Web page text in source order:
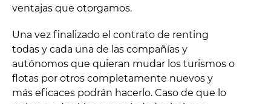
ventajas que otorgamos.
Una vez finalizado el contrato de renting
todas y cada una de las compañías y
autónomos que quieran mudar los turismos o
flotas por otros completamente nuevos y
más eficaces podrán hacerlo. Caso de que lo